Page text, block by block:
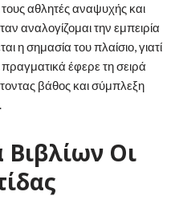
αθλητές αναψυχής και
αναλογίζομαι την εμπειρία
η σημασία του πλαίσιο, γιατί
έφερε τη σειρά
βάθος και σύμπλεξη
Οι